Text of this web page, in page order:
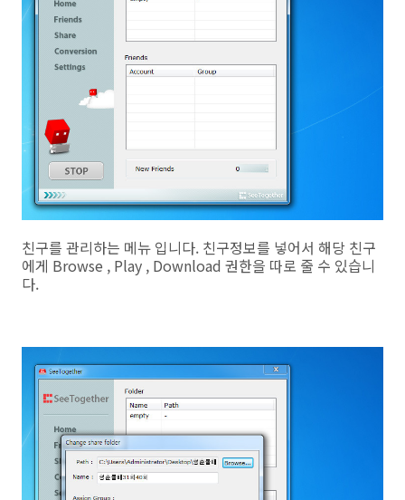
친구를 관리하는 메뉴 입니다. 친구정보를 넣어서 해당 친구
에게 Browse , Play , Download 권한을 따로 줄 수 있습니
다.